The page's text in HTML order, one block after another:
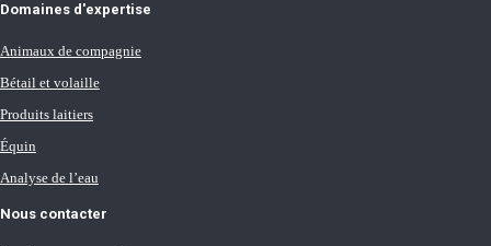
Domaines d'expertise
Animaux de compagnie
Bétail et volaille
Produits laitiers
Équin
Analyse de l’eau
Nous contacter